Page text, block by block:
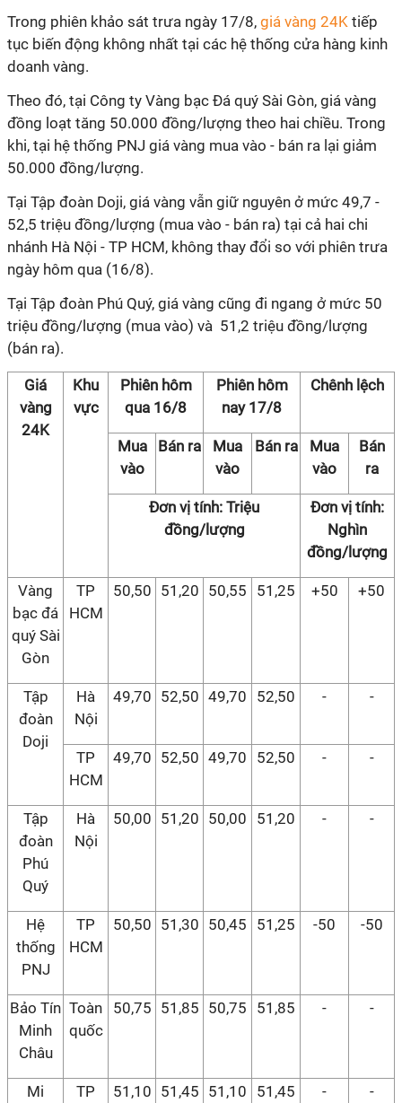
Trong phiên khảo sát trưa ngày 17/8, giá vàng 24K tiếp
tục biến động không nhất tại các hệ thống cửa hàng kinh
doanh vàng.
Theo đó, tại Công ty Vàng bạc Đá quý Sài Gòn, giá vàng
đồng loạt tăng 50.000 đồng/lượng theo hai chiều. Trong
khi, tại hệ thống PNJ giá vàng mua vào - bán ra lại giảm
50.000 đồng/lượng.
Tại Tập đoàn Doji, giá vàng vẫn giữ nguyên ở mức 49,7 -
52,5 triệu đồng/lượng (mua vào - bán ra) tại cả hai chi
nhánh Hà Nội - TP HCM, không thay đổi so với phiên trưa
ngày hôm qua (16/8).
Tại Tập đoàn Phú Quý, giá vàng cũng đi ngang ở mức 50
triệu đồng/lượng (mua vào) và 51,2 triệu đồng/lượng
(bán ra).
Giá
vàng
24K
Khu
vực
Phiên hôm
qua 16/8
Phiên hôm
nay 17/8
Chênh lệch
Mua
vào
Bán ra
Mua
vào
Bán ra
Mua
vào
Bán
ra
Đơn vị tính: Triệu
đồng/lượng
Đơn vị tính:
Nghìn
đồng/lượng
Vàng
bạc đá
quý Sài
Gòn
TP
HCM
50,50 51,20 50,55 51,25 +50 +50
Tập
đoàn
Doji
Hà
Nội
49,70 52,50 49,70 52,50 - -
TP
HCM
49,70 52,50 49,70 52,50 - -
Tập
đoàn
Phú
Quý
Hà
Nội
50,00 51,20 50,00 51,20 - -
Hệ
thống
PNJ
TP
HCM
50,50 51,30 50,45 51,25 -50 -50
Bảo Tín
Minh
Châu
Toàn
quốc
50,75 51,85 50,75 51,85 - -
Mi
TP
51,10 51,45 51,10 51,45 - -